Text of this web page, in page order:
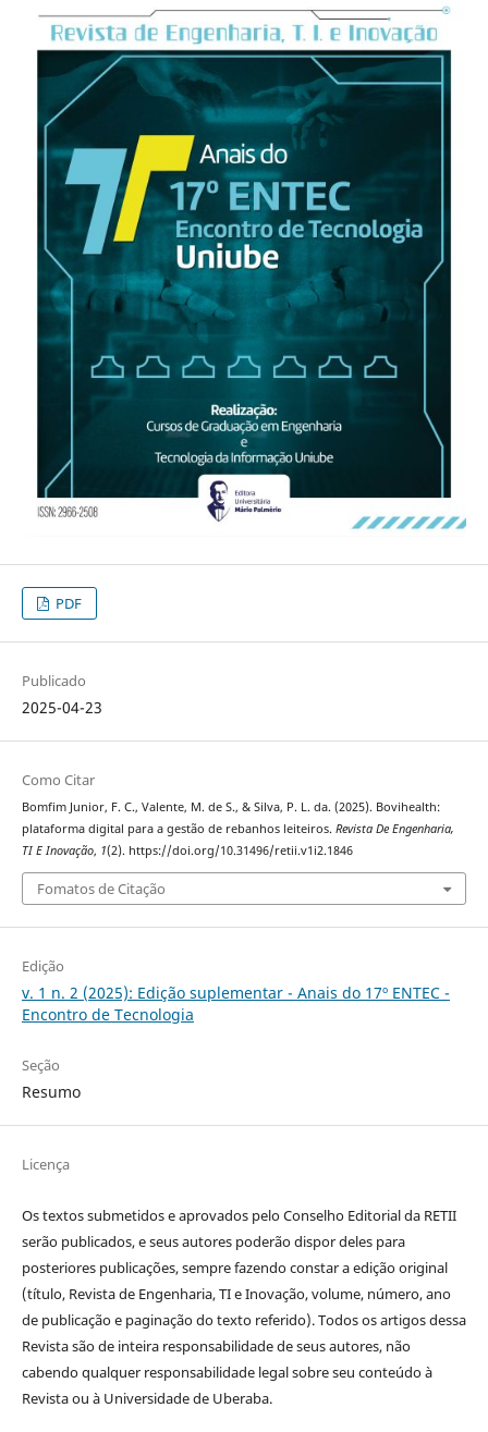
PDF
Publicado
2025-04-23
Como Citar
Bomfim Junior, F. C., Valente, M. de S., & Silva, P. L. da. (2025). Bovihealth:
plataforma digital para a gestão de rebanhos leiteiros. Revista De Engenharia,
TI E Inovação, 1(2). https://doi.org/10.31496/retii.v1i2.1846
Fomatos de Citação
Edição
v. 1 n. 2 (2025): Edição suplementar - Anais do 17º ENTEC -
Encontro de Tecnologia
Seção
Resumo
Licença
Os textos submetidos e aprovados pelo Conselho Editorial da RETII
serão publicados, e seus autores poderão dispor deles para
posteriores publicações, sempre fazendo constar a edição original
(título, Revista de Engenharia, TI e Inovação, volume, número, ano
de publicação e paginação do texto referido). Todos os artigos dessa
Revista são de inteira responsabilidade de seus autores, não
cabendo qualquer responsabilidade legal sobre seu conteúdo à
Revista ou à Universidade de Uberaba.